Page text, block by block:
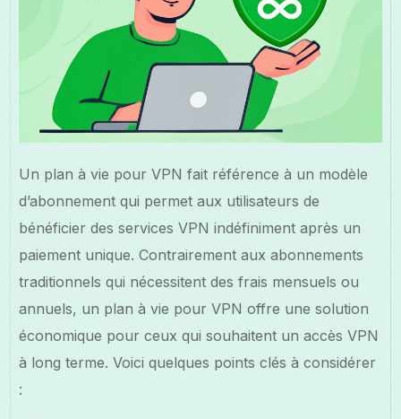
Un plan à vie pour VPN fait référence à un modèle
d’abonnement qui permet aux utilisateurs de
bénéficier des services VPN indéfiniment après un
paiement unique. Contrairement aux abonnements
traditionnels qui nécessitent des frais mensuels ou
annuels, un plan à vie pour VPN offre une solution
économique pour ceux qui souhaitent un accès VPN
à long terme. Voici quelques points clés à considérer
: